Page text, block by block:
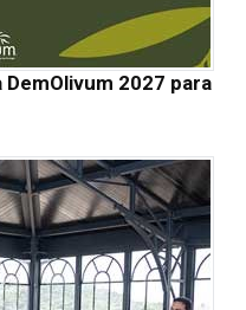
2027 para